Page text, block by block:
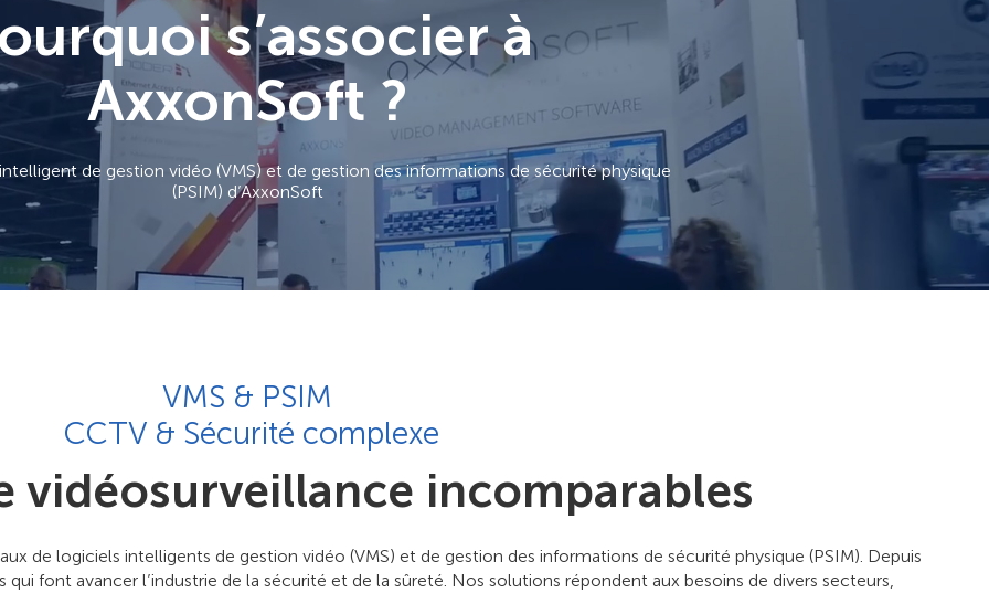
s’associer à
AxxonSoft ?
de gestion vidéo (VMS) et de gestion des informations de sécurité physique
(PSIM) d’AxxonSoft
VMS & PSIM
CCTV & Sécurité complexe
vidéosurveillance incomparables
de logiciels intelligents de gestion vidéo (VMS) et de gestion des informations de sécurité physique (PSIM). Depuis
font avancer l’industrie de la sécurité et de la sûreté. Nos solutions répondent aux besoins de divers secteurs,